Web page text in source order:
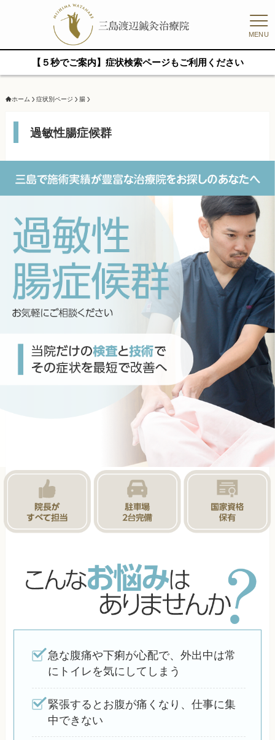
MENU
【５秒でご案内】症状検索ページもご利用ください
ホーム 症状別ページ 腸
過敏性腸症候群
急な腹痛や下痢が心配で、外出中は常
にトイレを気にしてしまう
緊張するとお腹が痛くなり、仕事に集
中できない